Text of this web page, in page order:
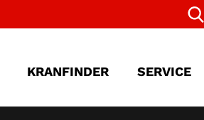
KRANFINDER SERVICE